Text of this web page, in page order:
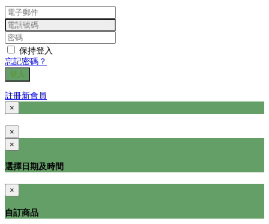
保持登入
忘記密碼？
登入
註冊新會員
×
×
×
選擇日期及時間
×
自訂商品